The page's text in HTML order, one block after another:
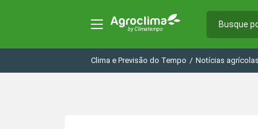
Clima e Previsão do Tempo / Notícias agrícolas